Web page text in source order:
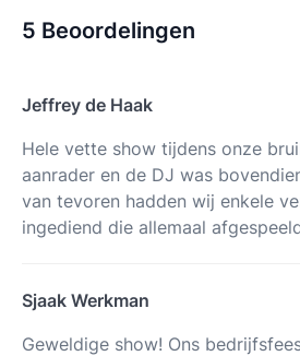
5 Beoordelingen
Jeffrey de Haak
Hele vette show tijdens onze
aanrader en de DJ was
van tevoren hadden wij enkele
ingediend die allemaal
Sjaak Werkman
Geweldige show! Ons